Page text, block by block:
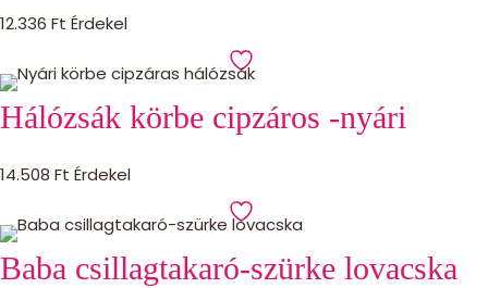
12.336 Ft Érdekel
Hálózsák körbe cipzáros -nyári
14.508 Ft Érdekel
Baba csillagtakaró-szürke lovacska